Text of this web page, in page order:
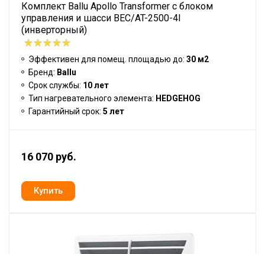
Комплект Ballu Apollo Transformer с блоком
управления и шасси BEC/AT-2500-4I
(инверторный)
Эффективен для помещ. площадью до: 30 м2
Бренд: Ballu
Срок службы: 10 лет
Тип нагревательного элемента: HEDGEHOG
Гарантийный срок: 5 лет
16 070 руб.